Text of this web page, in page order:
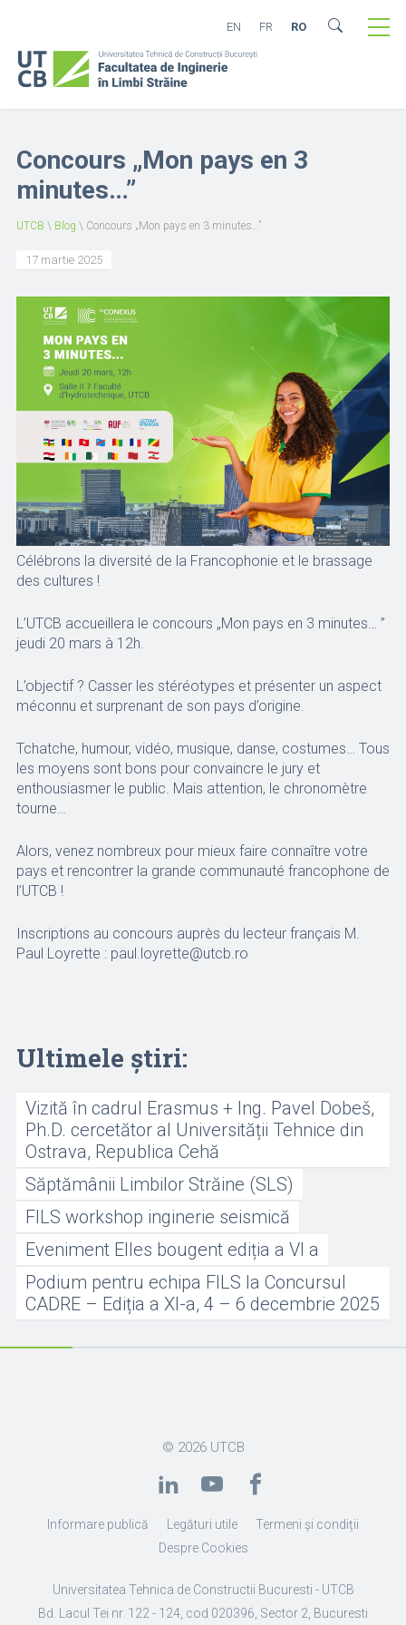
EN FR RO
Concours „Mon pays en 3
minutes…”
UTCB \ Blog \ Concours „Mon pays en 3 minutes…”
17 martie 2025
Célébrons la diversité de la Francophonie et le brassage
des cultures !
L’UTCB accueillera le concours „Mon pays en 3 minutes… ”
jeudi 20 mars à 12h.
L’objectif ? Casser les stéréotypes et présenter un aspect
méconnu et surprenant de son pays d’origine.
Tchatche, humour, vidéo, musique, danse, costumes… Tous
les moyens sont bons pour convaincre le jury et
enthousiasmer le public. Mais attention, le chronomètre
tourne…
Alors, venez nombreux pour mieux faire connaître votre
pays et rencontrer la grande communauté francophone de
l’UTCB !
Inscriptions au concours auprès du lecteur français M.
Paul Loyrette : paul.loyrette@utcb.ro
Ultimele știri:
Vizită în cadrul Erasmus + Ing. Pavel Dobeš,
Ph.D. cercetător al Universității Tehnice din
Ostrava, Republica Cehă
Săptămânii Limbilor Străine (SLS)
FILS workshop inginerie seismică
Eveniment Elles bougent ediția a VI a
Podium pentru echipa FILS la Concursul
CADRE – Ediția a XI-a, 4 – 6 decembrie 2025
© 2026 UTCB
Informare publică Legături utile
Termeni și condiții
Despre Cookies
Universitatea Tehnica de Constructii Bucuresti - UTCB
Bd. Lacul Tei nr. 122 - 124, cod 020396, Sector 2, Bucuresti